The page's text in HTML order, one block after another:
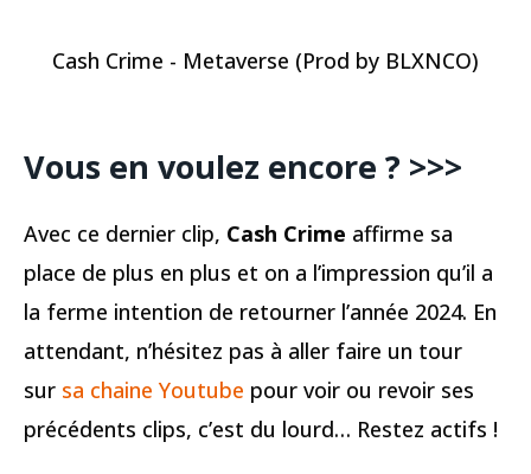
Cash Crime - Metaverse (Prod by BLXNCO)
Vous en voulez encore ? >>>
Avec ce dernier clip, Cash Crime affirme sa
place de plus en plus et on a l’impression qu’il a
la ferme intention de retourner l’année 2024. En
attendant, n’hésitez pas à aller faire un tour
sur sa chaine Youtube pour voir ou revoir ses
précédents clips, c’est du lourd… Restez actifs !